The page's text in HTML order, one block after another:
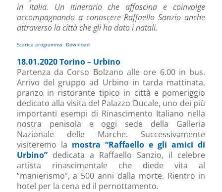
in Italia. Un itinerario che affascina e coinvolge
accompagnando a conoscere Raffaello Sanzio anche
attraverso la città che gli ha dato i natali.
Scarica programma Download
18.01.2020 Torino – Urbino
Partenza da Corso Bolzano alle ore 6.00 in bus.
Arrivo del gruppo ad Urbino in tarda mattinata,
pranzo in ristorante tipico in città e pomeriggio
dedicato alla visita del Palazzo Ducale, uno dei più
importanti esempi di Rinascimento Italiano nella
nostra penisola e oggi sede della Galleria
Nazionale delle Marche. Successivamente
visiteremo la mostra “Raffaello e gli amici di
Urbino”dedicata a Raffaello Sanzio, il celebre
artista rinascimentale che diede vita al
“manierismo”, a 500 anni dalla morte. Rientro in
hotel per la cena ed il pernottamento.